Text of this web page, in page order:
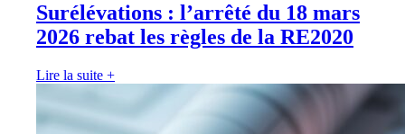
Surélévations : l’arrêté du 18 mars
2026 rebat les règles de la RE2020
Lire la suite +